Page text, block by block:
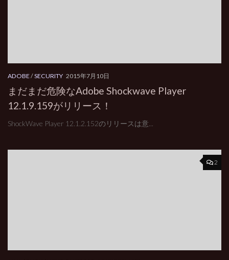
ADOBE/SECURITY 2015年7月10日
まだまだ危険なAdobe Shockwave Player
12.1.9.159がリリース！
ShockWave Player 12.1.2.152のリリースは意...
2